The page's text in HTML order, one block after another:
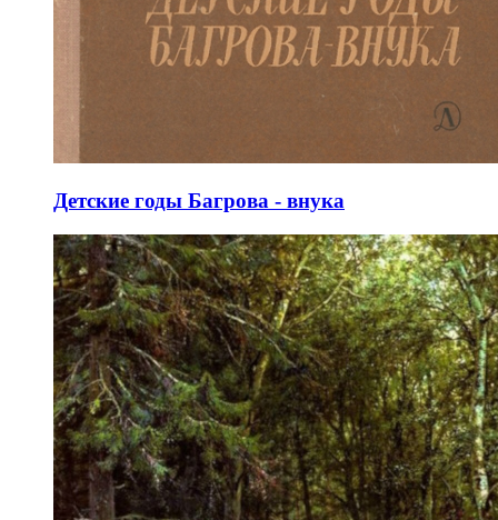
Детские годы Багрова - внука